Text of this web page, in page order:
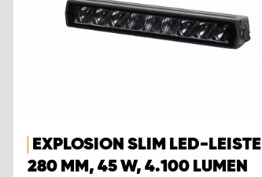
EXPLOSION SLIM LED-LEISTE
280 MM, 45 W, 4.100 LUMEN